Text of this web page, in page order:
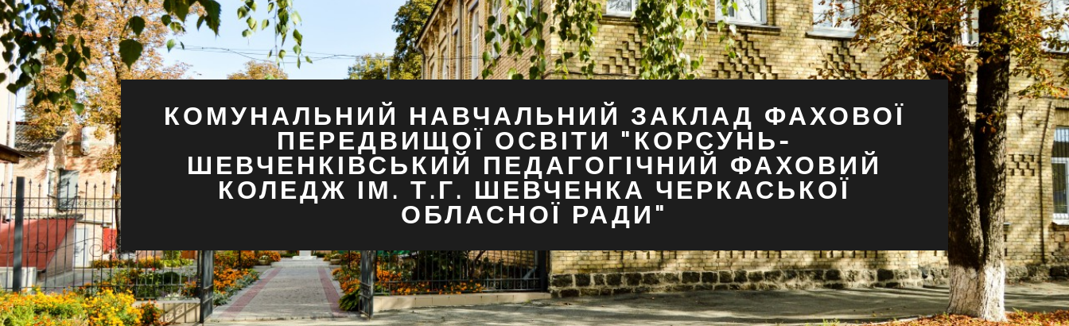
КОМУНАЛЬНИЙ НАВЧАЛЬНИЙ ЗАКЛАД ФАХОВОЇ
ПЕРЕДВИЩОЇ ОСВІТИ "КОРСУНЬ-
ШЕВЧЕНКІВСЬКИЙ ПЕДАГОГІЧНИЙ ФАХОВИЙ
КОЛЕДЖ ІМ. Т.Г. ШЕВЧЕНКА ЧЕРКАСЬКОЇ
ОБЛАСНОЇ РАДИ"